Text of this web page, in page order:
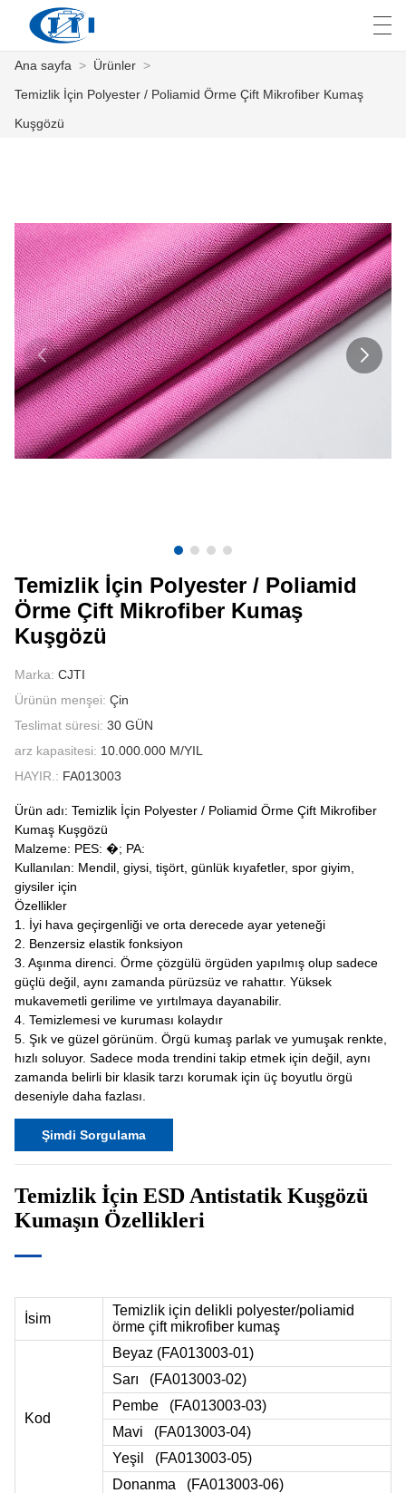
ÖZELLEŞTIRME
HAKKIMIZDA
HABER
ENDÜSTRI
BIZIMLE ILETIŞIME GEÇIN
VIDEOLAR
العربية česky
Ana sayfa > Ürünler >
Temizlik İçin Polyester / Poliamid Örme Çift Mikrofiber Kumaş
Kuşgözü
Temizlik İçin Polyester / Poliamid
Örme Çift Mikrofiber Kumaş
Kuşgözü
Marka: CJTI
Ürünün menşei: Çin
Teslimat süresi: 30 GÜN
arz kapasitesi: 10.000.000 M/YIL
HAYIR.: FA013003
Ürün adı: Temizlik İçin Polyester / Poliamid Örme Çift Mikrofiber
Kumaş Kuşgözü
Malzeme: PES: �; PA:
Kullanılan: Mendil, giysi, tişört, günlük kıyafetler, spor giyim,
giysiler için
Özellikler
1. İyi hava geçirgenliği ve orta derecede ayar yeteneği
2. Benzersiz elastik fonksiyon
3. Aşınma direnci. Örme çözgülü örgüden yapılmış olup sadece
güçlü değil, aynı zamanda pürüzsüz ve rahattır. Yüksek
mukavemetli gerilime ve yırtılmaya dayanabilir.
4. Temizlemesi ve kuruması kolaydır
5. Şık ve güzel görünüm. Örgü kumaş parlak ve yumuşak renkte,
hızlı soluyor. Sadece moda trendini takip etmek için değil, aynı
zamanda belirli bir klasik tarzı korumak için üç boyutlu örgü
deseniyle daha fazlası.
Şimdi Sorgulama
Temizlik İçin ESD Antistatik Kuşgözü
Kumaşın Özellikleri
İsim
Temizlik için delikli polyester/poliamid
örme çift mikrofiber kumaş
Kod
Beyaz (FA013003-01)
Sarı (FA013003-02)
Pembe (FA013003-03)
Mavi (FA013003-04)
Yeşil
(FA013003-05)
Donanma (FA013003-06)